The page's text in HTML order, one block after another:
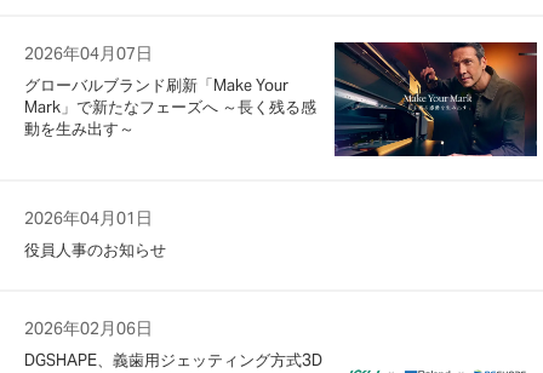
2026年04月07日
グローバルブランド刷新「Make Your
Mark」で新たなフェーズへ ～長く残る感
動を生み出す～
2026年04月01日
役員人事のお知らせ
2026年02月06日
DGSHAPE、義歯用ジェッティング方式3D